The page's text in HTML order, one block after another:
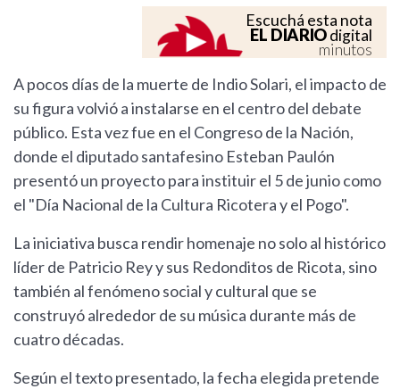
Escuchá esta nota
EL DIARIOdigital
minutos
A pocos días de la muerte de Indio Solari, el impacto de
su figura volvió a instalarse en el centro del debate
público. Esta vez fue en el Congreso de la Nación,
donde el diputado santafesino Esteban Paulón
presentó un proyecto para instituir el 5 de junio como
el "Día Nacional de la Cultura Ricotera y el Pogo".
La iniciativa busca rendir homenaje no solo al histórico
líder de Patricio Rey y sus Redonditos de Ricota, sino
también al fenómeno social y cultural que se
construyó alrededor de su música durante más de
cuatro décadas.
Según el texto presentado, la fecha elegida pretende